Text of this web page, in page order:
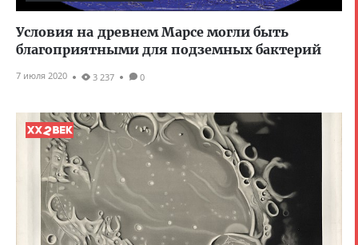
Условия на древнем Марсе могли быть
благоприятными для подземных бактерий
7 июля 2020 3 237 0